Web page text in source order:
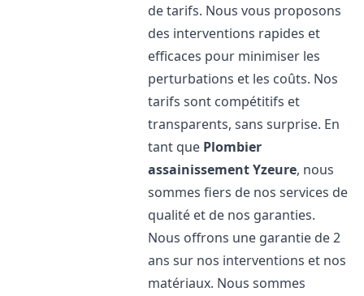
de tarifs. Nous vous proposons
des interventions rapides et
efficaces pour minimiser les
perturbations et les coûts. Nos
tarifs sont compétitifs et
transparents, sans surprise. En
tant que Plombier
assainissementYzeure, nous
sommes fiers de nos services de
qualité et de nos garanties.
Nous offrons une garantie de 2
ans sur nos interventions et nos
matériaux. Nous sommes